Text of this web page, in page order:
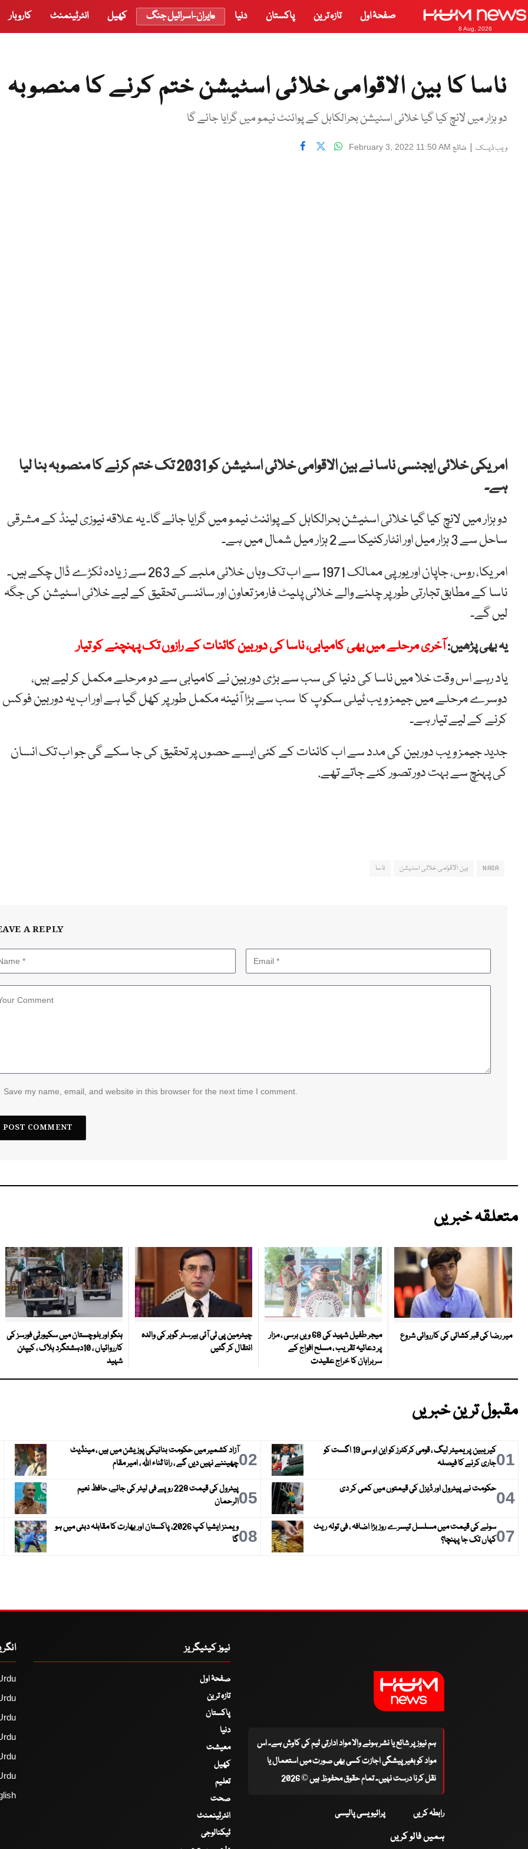
8 Aug, 2026
صفحۂ اول تازہ ترین پاکستان دنیا ایران-اسرائیل جنگ کھیل انٹرٹینمنٹ کاروبار
ناسا کا بین الاقوامی خلائی اسٹیشن ختم کرنے کا منصوبہ
دو ہزار میں لانچ کیا گیا خلائی اسٹیشن بحرالکاہل کے پوائنٹ نیمو میں گرایا جائے گا
ویب ڈیسک | شائع February 3, 2022 11:50 AM
امریکیخلائیایجنسیناسانےبینالاقوامیخلائیاسٹیشنکو2031 تکختمکرنےکامنصوبہبنا لیا
ہے۔
دوہزارمیںلانچکیاگیاخلائیاسٹیشنبحرالکاہلکےپوائنٹنیمومیںگرایاجائےگا۔یہعلاقہنیوزیلینڈکےمشرقی
ساحلسے ہزارمیلاورانٹارکٹیکاسے ہزارمیلشمالمیںہے۔
امریکا،روس،جاپاناوریورپیممالک سےابتکوہاںخلائیملبےکے 263 سےزیادہٹکڑےڈالچکےہیں۔
ناساکےمطابقتجارتیطورپرچلنےوالےخلائیپلیٹفارمزتعاوناورسائنسیتحقیقکےلیےخلائیاسٹیشنکیجگہ
لیںگے۔
یہ بھی پڑھیں:آخری مرحلے میں بھی کامیابی، ناسا کی دوربین کائنات کے رازوں تک پہنچنے کو تیار
یاد رہے اس وقت خلا میں ناسا کی دنیا کی سب سے بڑی دوربین نے کامیابی سے دو مرحلے مکمل کر لیے ہیں،
دوسرے مرحلے میں جیمز ویب ٹیلی سکوپ کا سب سے بڑا آئینہ مکمل طور پر کھل گیا ہے اور اب یہ دوربین فوکس
کرنے کے لیے تیار ہے۔
جدید جیمز ویب دوربین کی مدد سے اب کائنات کے کئی ایسے حصوں پر تحقیق کی جا سکے گی جو اب تک انسان
کی پہنچ سے بہت دور تصور کئے جاتے تھے.
NASA بین الاقوامی خلائی اسٹیشن ناسا
A REPLY
Save my name, email, and website in this browser for the next time I comment.
متعلقہ خبریں
میر رضا کی قبر کشائی کی کارروائی شروع
میجر طفیل شہید کی 68 ویں برسی ، مزار
پر دعائیہ تقریب ، مسلح افواج کے
سربراہان کا خراج عقیدت
چیئرمین پی ٹی آئی بیرسٹر گوہر کی والدہ
انتقال کر گئیں
ہنگو اور بلوچستان میں سکیورٹی فورسز کی
کارروائیاں ، 10دہشتگرد ہلاک ، کیپٹن
شہید
مقبول ترین خبریں
01
کیریبین پریمیئر لیگ ، قومی کرکٹرز کو این او سی 19 اگست کو
جاری کرنے کا فیصلہ
02آزاد کشمیر میں حکومت بنانیکی پوزیشن میں ہیں ، مینڈیٹ
چھیننے نہیں دیں گے ، رانا ثناء اللہ ، امیر مقام
04حکومت نے پیٹرول اور ڈیزل کی قیمتوں میں کمی کر دی 05
پیٹرول کی قیمت 228 روپے فی لیٹر کی جائے، حافظ نعیم
الرحمان
07سونے کی قیمت میں مسلسل تیسرے روز بڑا اضافہ ، فی تولہ ریٹ
کہاں تک جا پہنچا؟
08
ویمنز ایشیا کپ 2026، پاکستان اور بھارت کا مقابلہ دبئی میں ہو
گا
ہم نیوز پر شائع یا نشر ہونے والا مواد ادارتی ٹیم کی کاوش ہے۔ اس
مواد کو بغیر پیشگی اجازت کسی بھی صورت میں استعمال یا
نقل کرنا درست نہیں۔ تمام حقوق محفوظ ہیں © 2026
رابطہ کریں پرائیویسی پالیسی
ہمیں فالو کریں
نیوز کیٹیگریز
صفحۂ اول
تازہ ترین
پاکستان
دنیا
معیشت
کھیل
تعلیم
صحت
انٹرٹینمنٹ
ٹیکنالوجی